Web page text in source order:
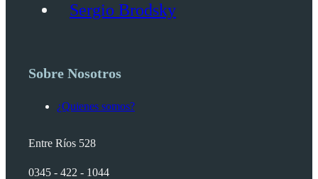
Sergio Brodsky
Sobre Nosotros
¿Quienes somos?
Entre Ríos 528
0345 - 422 - 1044